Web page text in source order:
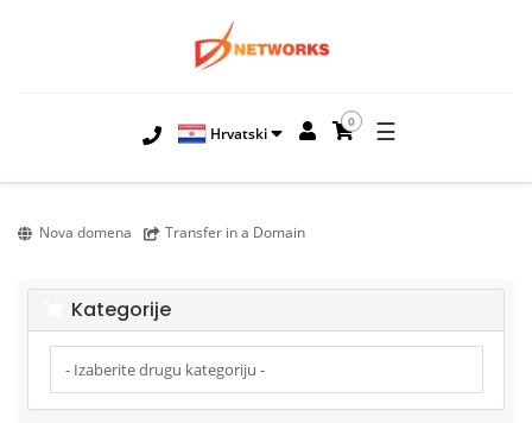
Hrvatski
0 ☰
Nova domena Transfer in a Domain
Kategorije